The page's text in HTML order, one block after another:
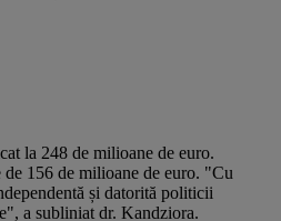
la 248 de milioane de euro.
de 156 de milioane de euro. "Cu
și datorită politicii
a subliniat dr. Kandziora.